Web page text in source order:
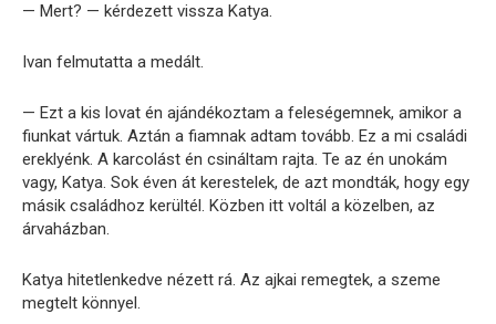
— Mert? — kérdezett vissza Katya.
Ivan felmutatta a medált.
— Ezt a kis lovat én ajándékoztam a feleségemnek, amikor a
fiunkat vártuk. Aztán a fiamnak adtam tovább. Ez a mi családi
ereklyénk. A karcolást én csináltam rajta. Te az én unokám
vagy, Katya. Sok éven át kerestelek, de azt mondták, hogy egy
másik családhoz kerültél. Közben itt voltál a közelben, az
árvaházban.
Katya hitetlenkedve nézett rá. Az ajkai remegtek, a szeme
megtelt könnyel.